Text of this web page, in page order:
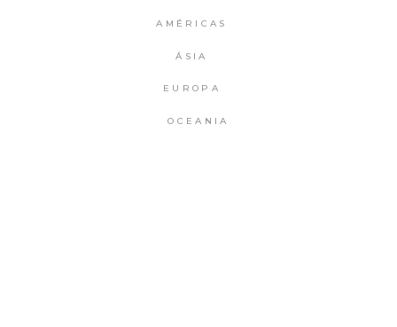
AMÉRICAS
ÁSIA
EUROPA
OCEANIA